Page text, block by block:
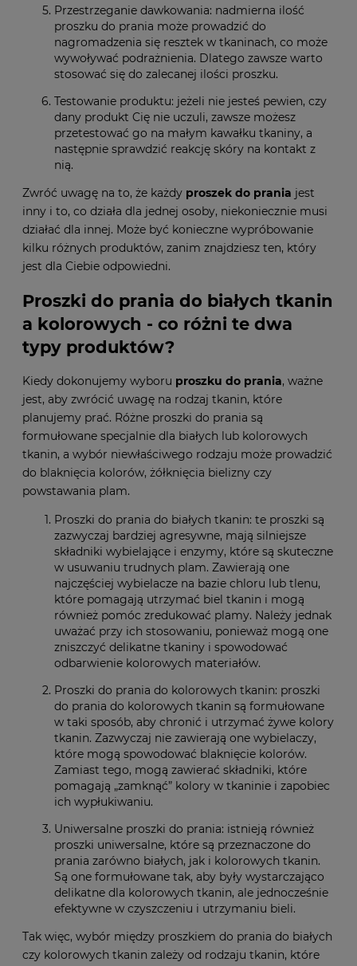
Przestrzeganie dawkowania: nadmierna ilość
proszku do prania może prowadzić do
nagromadzenia się resztek w tkaninach, co może
wywoływać podrażnienia. Dlatego zawsze warto
stosować się do zalecanej ilości proszku.
Testowanie produktu: jeżeli nie jesteś pewien, czy
dany produkt Cię nie uczuli, zawsze możesz
przetestować go na małym kawałku tkaniny, a
następnie sprawdzić reakcję skóry na kontakt z
nią.
Zwróć uwagę na to, że każdy proszek do prania jest
inny i to, co działa dla jednej osoby, niekoniecznie musi
działać dla innej. Może być konieczne wypróbowanie
kilku różnych produktów, zanim znajdziesz ten, który
jest dla Ciebie odpowiedni.
Proszki do prania do białych tkanin
a kolorowych - co różni te dwa
typy produktów?
Kiedy dokonujemy wyboru proszku do prania, ważne
jest, aby zwrócić uwagę na rodzaj tkanin, które
planujemy prać. Różne proszki do prania są
formułowane specjalnie dla białych lub kolorowych
tkanin, a wybór niewłaściwego rodzaju może prowadzić
do blaknięcia kolorów, żółknięcia bielizny czy
powstawania plam.
Proszki do prania do białych tkanin: te proszki są
zazwyczaj bardziej agresywne, mają silniejsze
składniki wybielające i enzymy, które są skuteczne
w usuwaniu trudnych plam. Zawierają one
najczęściej wybielacze na bazie chloru lub tlenu,
które pomagają utrzymać biel tkanin i mogą
również pomóc zredukować plamy. Należy jednak
uważać przy ich stosowaniu, ponieważ mogą one
zniszczyć delikatne tkaniny i spowodować
odbarwienie kolorowych materiałów.
Proszki do prania do kolorowych tkanin: proszki
do prania do kolorowych tkanin są formułowane
w taki sposób, aby chronić i utrzymać żywe kolory
tkanin. Zazwyczaj nie zawierają one wybielaczy,
które mogą spowodować blaknięcie kolorów.
Zamiast tego, mogą zawierać składniki, które
pomagają „zamknąć” kolory w tkaninie i zapobiec
ich wypłukiwaniu.
Uniwersalne proszki do prania: istnieją również
proszki uniwersalne, które są przeznaczone do
prania zarówno białych, jak i kolorowych tkanin.
Są one formułowane tak, aby były wystarczająco
delikatne dla kolorowych tkanin, ale jednocześnie
efektywne w czyszczeniu i utrzymaniu bieli.
Tak więc, wybór między proszkiem do prania do białych
czy kolorowych tkanin zależy od rodzaju tkanin, które